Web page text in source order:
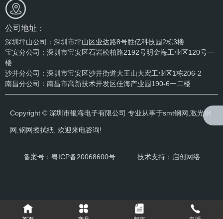
公司地址：
深圳坪山公司：深圳市坪山区业达路8号胜亿科技园2栋3楼
宝安分公司：深圳市宝安区石岩松柏路2192号明金海工业区120号一
楼
沙井分公司：深圳市宝安区沙井街道大王山大宏工业区1栋206-2
南昌分公司：南昌市高新技术开发区佳海产业园190-6一二楼
Copyright © 深圳市银海电子有限公司 专业从事于smt钢网 激光钢
网 钢网擦拭纸 , 欢迎来电咨询!
备案号： 粤ICP备20068600号 技术支持：启创网络